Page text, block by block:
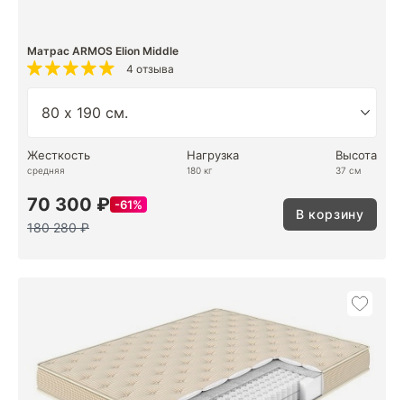
Матрас ARMOS Elion Middle
4 отзыва
Жесткость
средняя
Нагрузка
180 кг
Высота
37 см
70 300 ₽ 61%
180 280 ₽
В корзину